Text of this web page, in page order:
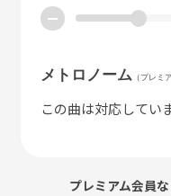
ー
メトロノーム （プレミ
この曲は対応してい
プレミアム会員